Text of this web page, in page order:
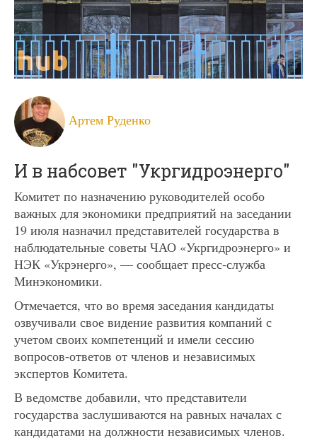
Артем Руденко
И в набсовет "Укргидроэнерго"
Комитет по назначению руководителей особо
важных для экономики предприятий на заседании
19 июля назначил представителей государства в
наблюдательные советы ЧАО «Укргидроэнерго» и
НЭК «Укрэнерго», — сообщает пресс-служба
Минэкономики.
Отмечается, что во время заседания кандидаты
озвучивали свое видение развития компаний с
учетом своих компетенций и имели сессию
вопросов-ответов от членов и независимых
экспертов Комитета.
В ведомстве добавили, что представители
государства заслушиваются на равных началах с
кандидатами на должности независимых членов.